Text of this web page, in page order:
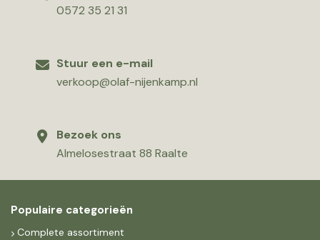
0572 35 21 31
Stuur een e-mail
verkoop@olaf-nijenkamp.nl
Bezoek ons
Almelosestraat 88 Raalte
Populaire categorieën
Complete assortiment